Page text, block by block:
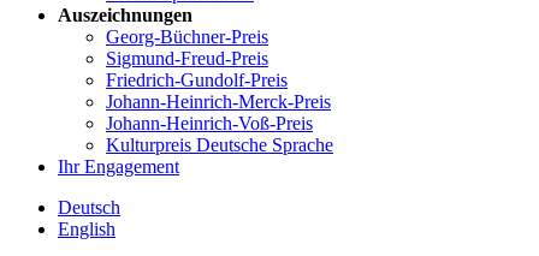
Auszeichnungen
Georg-Büchner-Preis
Sigmund-Freud-Preis
Friedrich-Gundolf-Preis
Johann-Heinrich-Merck-Preis
Johann-Heinrich-Voß-Preis
Kulturpreis Deutsche Sprache
Ihr Engagement
Deutsch
English